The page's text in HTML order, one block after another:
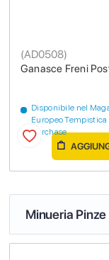
Ganasce Freni
(AD0508)
Disponibile nel
Europeo Tempistica
purchase
Minueria